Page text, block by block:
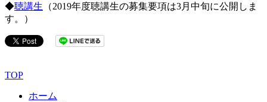
◆聴講生 （2019年度聴講生の募集要項は3月中旬に公開しま
す。）
TOP
ホーム